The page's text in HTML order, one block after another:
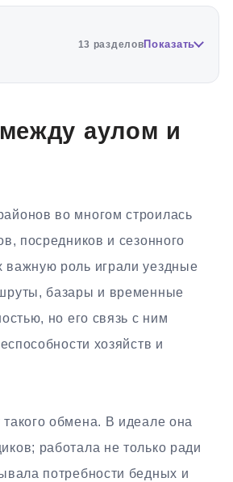
13 разделовПоказать
аулом и
во многом строилась
посредников и сезонного
роль играли уездные
базары и временные
но его связь с ним
хозяйств и
обмена. В идеале она
работала не только ради
потребности бедных и